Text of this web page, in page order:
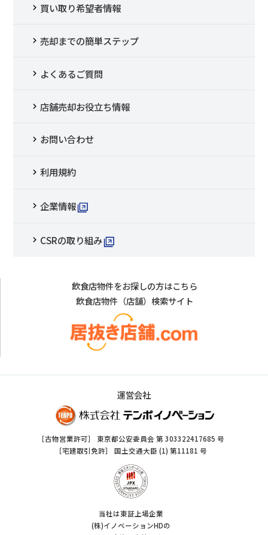
買い取り希望者情報
売却までの簡単ステップ
よくあるご質問
店舗売却お役立ち情報
お問い合わせ
利用規約
企業情報
CSRの取り組み
飲食店物件をお探しの方はこちら
飲食店物件（店舗）検索サイト
運営会社
［古物営業許可］ 東京都公安委員会 第 303322417685 号
［宅建取引免許］ 国土交通大臣 (1) 第11181 号
当社は東証上場企業
(株)イノベーションHDの